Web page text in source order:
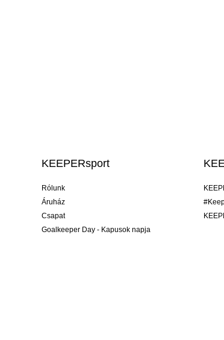
KEEPERsport
Rólunk
Áruház
Csapat
Goalkeeper Day - Kapusok napja